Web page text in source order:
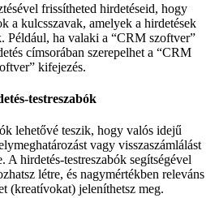
frissítheted hirdetéseid, hogy
a kulcsszavak, amelyek a hirdetések
Például, ha valaki a “CRM szoftver”
címsorában szerepelhet a “CRM
kifejezés.
testreszabók
lehetővé teszik, hogy valós idejű
vagy visszaszámlálást
A hirdetés-testreszabók segítségével
létre, és nagymértékben releváns
(kreatívokat) jeleníthetsz meg.